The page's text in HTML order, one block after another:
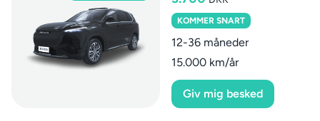
KOMMER SNART
12-36 måneder
15.000 km/år
Giv mig besked